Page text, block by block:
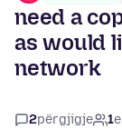
need a
as would
network
2përgjigje 1